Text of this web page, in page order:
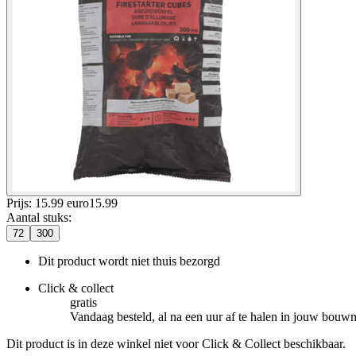
Prijs: 15.99 euro15.99
Aantal stuks:
72 300
Dit product wordt niet thuis bezorgd
Click & collect
gratis
Vandaag besteld, al na een uur af te halen in jouw
Dit product is in deze winkel niet voor Click & Collect beschikbaar.